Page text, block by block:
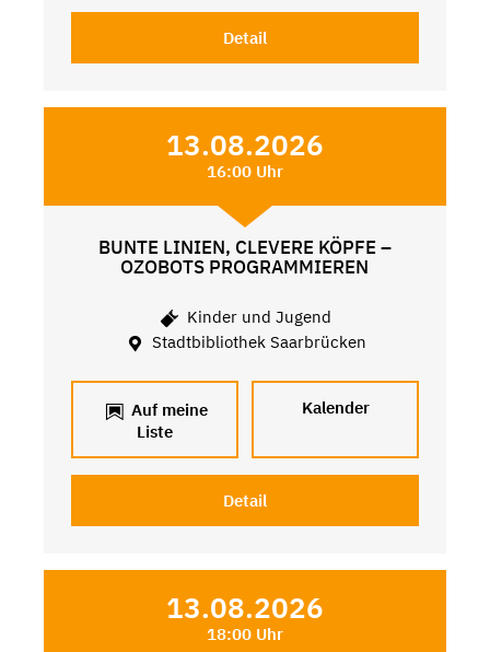
Detail
13.08.2026
16:00 Uhr
BUNTE LINIEN, CLEVERE KÖPFE –
OZOBOTS PROGRAMMIEREN
Kinder und Jugend
Stadtbibliothek Saarbrücken
Auf meine
Liste
Kalender
Detail
13.08.2026
18:00 Uhr